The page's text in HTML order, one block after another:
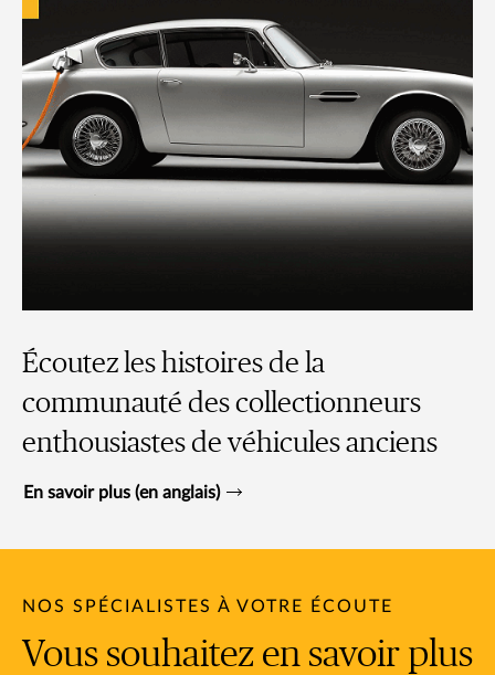
Écoutez les histoires de la
communauté des collectionneurs
enthousiastes de véhicules anciens
En savoir plus (en anglais)
NOS SPÉCIALISTES À VOTRE ÉCOUTE
Vous souhaitez en savoir plus